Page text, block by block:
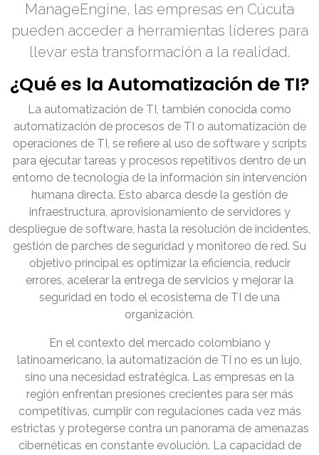
ManageEngine, las empresas en Cúcuta
pueden acceder a herramientas líderes para
llevar esta transformación a la realidad.
¿Qué es la Automatización de TI?
La automatización de TI, también conocida como
automatización de procesos de TI o automatización de
operaciones de TI, se refiere al uso de software y scripts
para ejecutar tareas y procesos repetitivos dentro de un
entorno de tecnología de la información sin intervención
humana directa. Esto abarca desde la gestión de
infraestructura, aprovisionamiento de servidores y
despliegue de software, hasta la resolución de incidentes,
gestión de parches de seguridad y monitoreo de red. Su
objetivo principal es optimizar la eficiencia, reducir
errores, acelerar la entrega de servicios y mejorar la
seguridad en todo el ecosistema de TI de una
organización.
En el contexto del mercado colombiano y
latinoamericano, la automatización de TI no es un lujo,
sino una necesidad estratégica. Las empresas en la
región enfrentan presiones crecientes para ser más
competitivas, cumplir con regulaciones cada vez más
estrictas y protegerse contra un panorama de amenazas
cibernéticas en constante evolución. La capacidad de